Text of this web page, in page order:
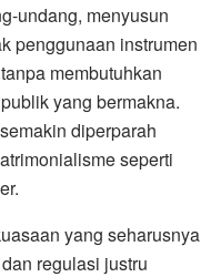
undang, menyusun
penggunaan instrumen
membutuhkan
yang bermakna.
diperparah
seperti
yang seharusnya
regulasi justru